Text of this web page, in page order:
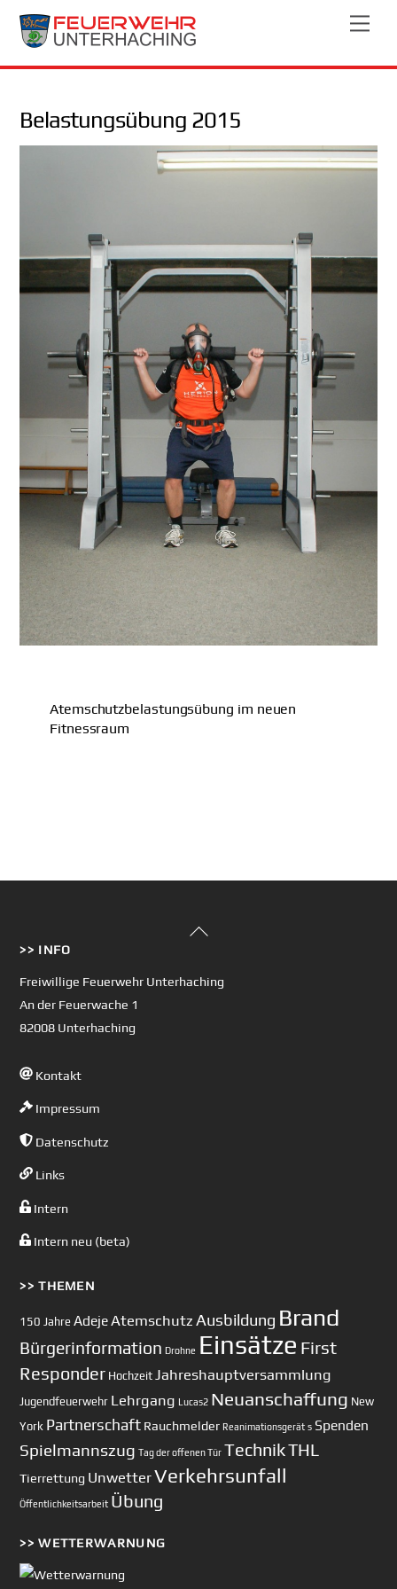
Skip
Belastungsübung 2015
Atemschutzbelastungsübung im neuen
Fitnessraum
Back
>> INFO
Freiwillige Feuerwehr Unterhaching
An der Feuerwache 1
82008 Unterhaching
Kontakt
Impressum
Datenschutz
Links
Intern
Intern neu (beta)
>> THEMEN
150 Jahre AdejeAtemschutz Ausbildung Brand
Bürgerinformation Drohne Einsätze First
Responder Hochzeit Jahreshauptversammlung
Jugendfeuerwehr Lehrgang Lucas2 Neuanschaffung New
York Partnerschaft Rauchmelder Reanimationsgerät s Spenden
Spielmannszug Tag der offenen Tür TechnikTHL
Tierrettung UnwetterVerkehrsunfall
Öffentlichkeitsarbeit Übung
>> WETTERWARNUNG